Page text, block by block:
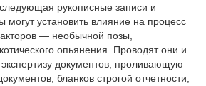
рукописные записи и
могут установить влияние на процесс
— необычной позы,
опьянения. Проводят они и
документов, проливающую
бланков строгой отчетности,